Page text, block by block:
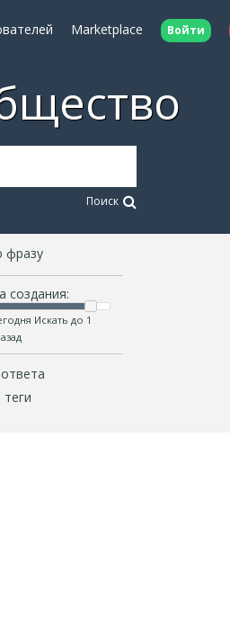
Marketplace Войти
Поиск
фразу
создания:
Искать до 1